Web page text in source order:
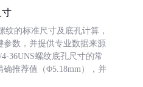
寸
纹的标准尺寸及底孔计算，
数，并提供专业数据来源
36UNS螺纹底孔尺寸的常
确推荐值（Φ5.18mm），并